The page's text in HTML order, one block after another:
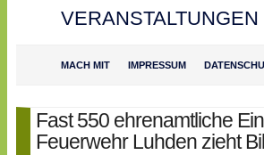
VERANSTALTUNGEN
MACH MIT IMPRESSUM
Fast 550 ehrenamtliche
Feuerwehr Luhden zieht